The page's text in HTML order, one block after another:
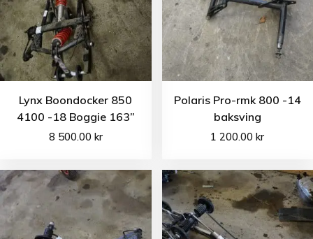
Lynx Boondocker 850
4100 -18 Boggie 163”
8 500.00 kr
Polaris Pro-rmk 800 -14
baksving
1 200.00kr